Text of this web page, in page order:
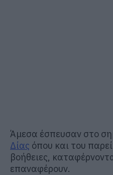
Άμεσα έσπευσαν στο
Δίας όπου και του
βοήθειες,
επαναφέρουν.